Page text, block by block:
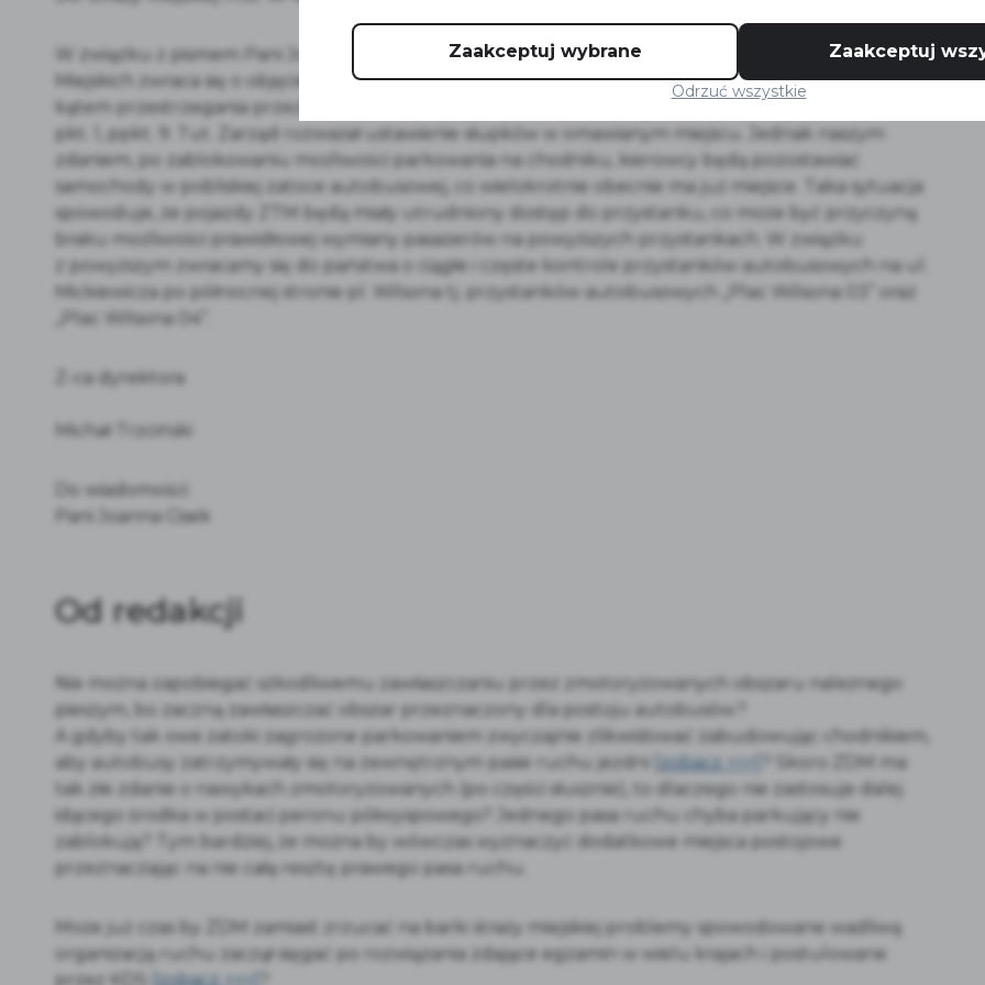
W związku z pismem Pani Joanny Cisek oraz obserwacją własną poniższego terenu, Zarząd Dróg
Miejskich zwraca się o objęcie stalą kontrolą przystanków autobusowych na ul. Mickiewicza pod
kątem przestrzegania przez kierowców Ustawy prawo o ruchu drogowym w szczególności art. 49,
pkt. 1, ppkt. 9. Tut. Zarząd rozważał ustawienie słupków w omawianym miejscu. Jednak naszym
zdaniem, po zablokowaniu możliwości parkowania na chodniku, kierowcy będą pozostawiać
samochody w pobliskiej zatoce autobusowej, co wielokrotnie obecnie ma już miejsce. Taka sytuacja
spowoduje, że pojazdy ZTM będą miały utrudniony dostęp do przystanku, co może być przyczyną
braku możliwości prawidłowej wymiany pasażerów na powyższych przystankach. W związku
z powyższym zwracamy się do państwa o ciągłe i częste kontrole przystanków autobusowych na ul.
Mickiewicza po północnej stronie pl. Wilsona tj. przystanków autobusowych „Plac Wilsona 03” oraz
„Plac Wilsona 04”.
Z-ca dyrektora
Michał Trzciński
Do wiadomości:
Pani Joanna Cisek
Od redakcji
Nie można zapobiegać szkodliwemu zawłaszczaniu przez zmotoryzowanych obszaru należnego
pieszym, bo zaczną zawłaszczać obszar przeznaczony dla postoju autobusów?
A gdyby tak owe zatoki zagrożone parkowaniem zwyczajnie zlikwidować zabudowując chodnikiem,
aby autobusy zatrzymywały się na zewnętrznym pasie ruchu jezdni
[zobacz >>>]
? Skoro ZDM ma
tak złe zdanie o nawykach zmotoryzowanych (po części słusznie), to dlaczego nie zastosuje dalej
idącego środka w postaci peronu półwyspowego? Jednego pasa ruchu chyba parkujący nie
zablokują? Tym bardziej, że można by wówczas wyznaczyć dodatkowe miejsca postojowe
przeznaczając na nie całą resztę prawego pasa ruchu.
Może już czas by ZDM zamiast zrzucać na barki straży miejskiej problemy spowodowane wadliwą
organizacją ruchu zaczął sięgać po rozwiązania zdające egzamin w wielu krajach i postulowane
przez KDS
[zobacz >>>]
Zaakceptuj wybrane Zaakceptuj
Odrzuć wszystkie